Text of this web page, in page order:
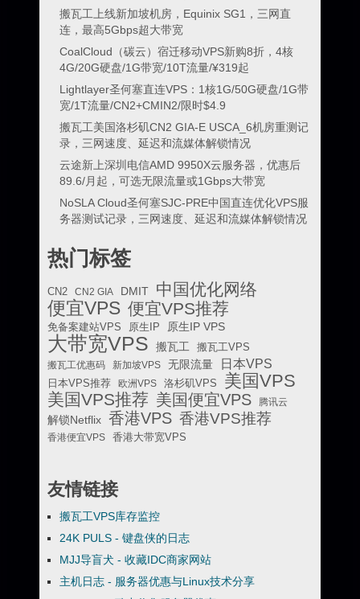
搬瓦工上线新加坡机房，Equinix SG1，三网直
连，最高5Gbps超大带宽
CoalCloud（碳云）宿迁移动VPS新购8折，4核
4G/20G硬盘/1G带宽/10T流量/¥319起
Lightlayer圣何塞直连VPS：1核1G/50G硬盘/1G带
宽/1T流量/CN2+CMIN2/限时$4.9
搬瓦工美国洛杉矶CN2 GIA-E USCA_6机房重测记
录，三网速度、延迟和流媒体解锁情况
云途新上深圳电信AMD 9950X云服务器，优惠后
89.6/月起，可选无限流量或1Gbps大带宽
NoSLA Cloud圣何塞SJC-PRE中国直连优化VPS服
务器测试记录，三网速度、延迟和流媒体解锁情况
热门标签
CN2 CN2 GIA DMIT 中国优化网络
便宜VPS 便宜VPS推荐
免备案建站VPS 原生IP 原生IP VPS
大带宽VPS 搬瓦工
搬瓦工VPS
搬瓦工优惠码
新加坡VPS 无限流量 日本VPS
日本VPS推荐 欧洲VPS 洛杉矶VPS 美国VPS
美国VPS推荐 美国便宜VPS 腾讯云
解锁Netflix 香港VPS 香港VPS推荐
香港便宜VPS 香港大带宽VPS
友情链接
搬瓦工VPS库存监控
24K PULS - 键盘侠的日志
MJJ导盲犬 - 收藏IDC商家网站
主机日志 - 服务器优惠与Linux技术分享